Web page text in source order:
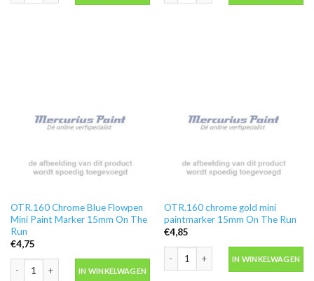
OTR.160 Chrome Blue Flowpen
Mini Paint Marker 15mm On The
Run
€4,75
OTR.160 Chrome Blue Flowpen Mini Paint Marker 15mm On The Run aantal
IN WINKELWAGEN
OTR.160 chrome gold mini
paintmarker 15mm On The Run
€4,85
OTR.160 chrome gold mini
IN WINKELWAGEN